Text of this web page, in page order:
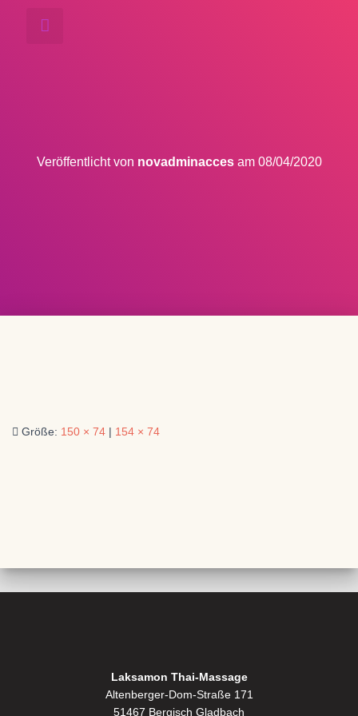
Veröffentlicht von novadminaccesam 08/04/2020
Größe: 150 × 74 | 154 × 74
Laksamon Thai-Massage
Altenberger-Dom-Straße 171
51467 Bergisch Gladbach